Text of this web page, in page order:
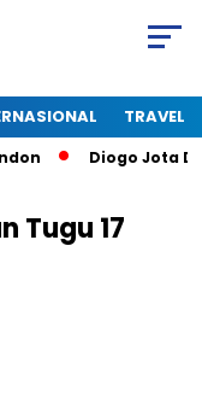
TRAVEL
Diogo Jota Dies
Tugu 17